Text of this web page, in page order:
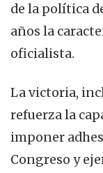
de la política
años la
oficialista.
La victoria,
refuerza la
imponer
Congreso y